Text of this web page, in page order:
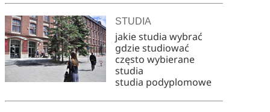
STUDIA
jakie studia wybrać
gdzie studiować
często wybierane
studia
studia podyplomowe